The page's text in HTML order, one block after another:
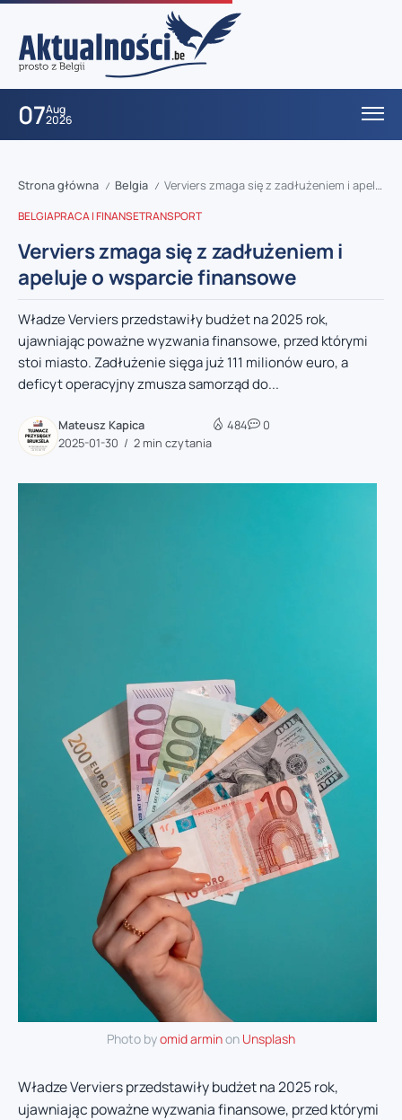
07Aug
2026
Strona główna / Belgia / Verviers zmaga się z zadłużeniem i apeluje o wsparcie finansowe
BELGIAPRACA I FINANSETRANSPORT
Verviers zmaga się z zadłużeniem i
apeluje o wsparcie finansowe
Władze Verviers przedstawiły budżet na 2025 rok,
ujawniając poważne wyzwania finansowe, przed którymi
stoi miasto. Zadłużenie sięga już 111 milionów euro, a
deficyt operacyjny zmusza samorząd do...
Mateusz Kapica
2025-01-30
2 min czytania
484 0
Photo byomid arminon Unsplash
Władze Verviers przedstawiły budżet na 2025 rok,
ujawniając poważne wyzwania finansowe, przed którymi